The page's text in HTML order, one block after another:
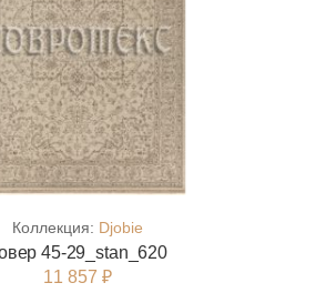
Коллекция: Djobie
45-29_stan_620
11 857 ₽